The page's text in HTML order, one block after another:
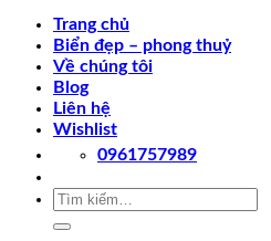
Trang chủ
Biển đẹp – phong thuỷ
Về chúng tôi
Blog
Liên hệ
Wishlist
0961757989
Tìm